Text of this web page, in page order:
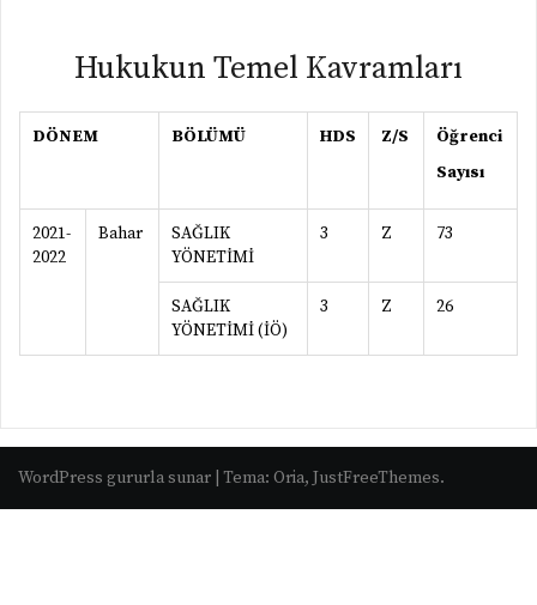
Hukukun Temel Kavramları
DÖNEM BÖLÜMÜ HDS Z/S
Öğrenci
Sayısı
2021-
2022
Bahar
SAĞLIK
YÖNETİMİ
3 Z 73
SAĞLIK
YÖNETİMİ (İÖ)
3 Z 26
WordPress gururla sunar Tema: Oria, JustFreeThemes.